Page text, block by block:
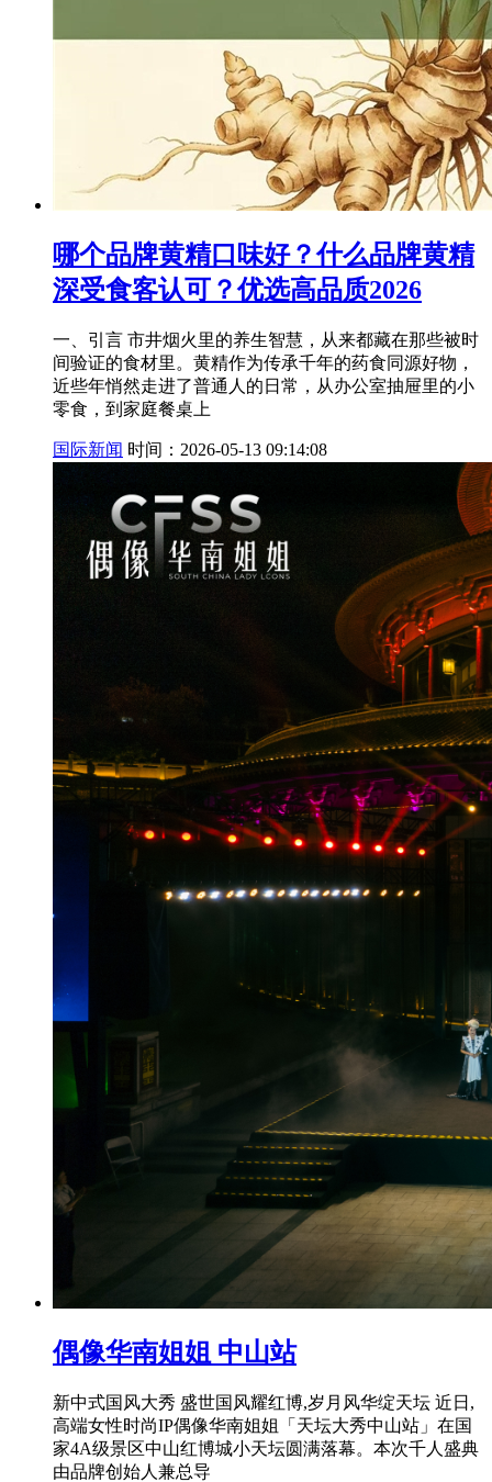
哪个品牌黄精口味好？什么品牌黄精
深受食客认可？优选高品质2026
一、引言 市井烟火里的养生智慧，从来都藏在那些被时
间验证的食材里。黄精作为传承千年的药食同源好物，
近些年悄然走进了普通人的日常，从办公室抽屉里的小
零食，到家庭餐桌上
国际新闻 时间：2026-05-13 09:14:08
偶像华南姐姐 中山站
新中式国风大秀 盛世国风耀红博,岁月风华绽天坛 近日,
高端女性时尚IP偶像华南姐姐「天坛大秀中山站」在国
家4A级景区中山红博城小天坛圆满落幕。本次千人盛典
由品牌创始人兼总导